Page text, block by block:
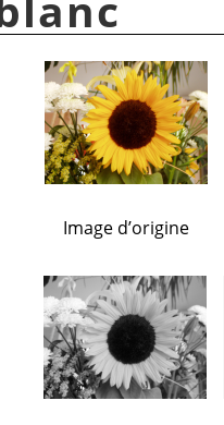
Image d’origine